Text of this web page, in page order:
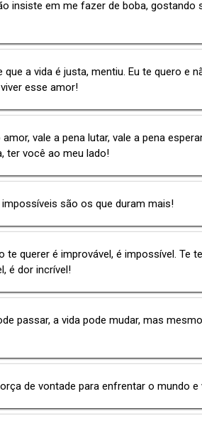
insiste em me fazer de boba, gostando
que a vida é justa, mentiu. Eu te quero e
esse amor!
vale a pena lutar, vale a pena
ter você ao meu lado!
são os que duram mais!
te querer é improvável, é impossível. Te
é dor incrível!
passar, a vida pode mudar, mas
de vontade para enfrentar o mundo